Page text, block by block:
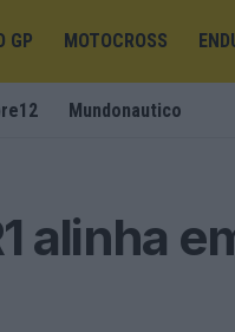
GP MOTOCROSS
Mundonautico
alinha